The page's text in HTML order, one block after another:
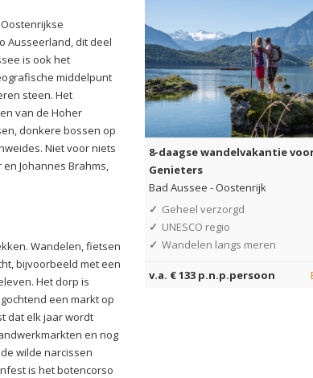
Ausseerland, dit deel
is ook het
middelpunt
steen. Het
van de Hoher
donkere bossen op
Niet voor niets
Johannes Brahms,
Wandelen, fietsen
bijvoorbeeld met een
Het dorp is
een markt op
dat elk jaar wordt
en nog
wilde narcissen
is het botencorso
8-daagse wandelvakantie
Genieters
Bad Aussee -Oostenrijk
✓ Geheel verzorgd
✓ UNESCO regio
✓ Wandelen langs meren
v.a. € 133 p.n.p.persoon